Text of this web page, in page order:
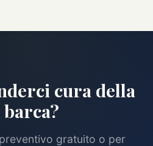
cura della
gratuito o per